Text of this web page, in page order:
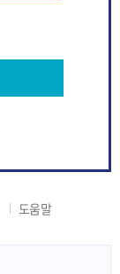
도움말